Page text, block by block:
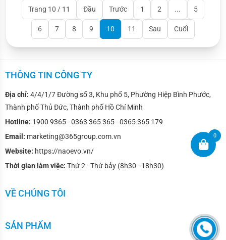
Trang 10 / 11 Đầu Trước 1 2 ... 5
6 7 8 9 10 11 Sau Cuối
THÔNG TIN CÔNG TY
Địa chỉ: 4/4/1/7 Đường số 3, Khu phố 5, Phường Hiệp Bình Phước,
Thành phố Thủ Đức, Thành phố Hồ Chí Minh
Hotline: 1900 9365 - 0363 365 365 - 0365 365 179
Email: marketing@365group.com.vn
Website: https://naoevo.vn/
Thời gian làm việc: Thứ 2 - Thứ bảy (8h30 - 18h30)
VỀ CHÚNG TÔI
SẢN PHẨM
0